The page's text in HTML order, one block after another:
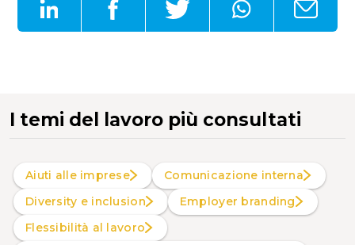
I temi del lavoro più consultati
Aiuti alle imprese
Comunicazione interna
Diversity e inclusion
Employer branding
Flessibilità al lavoro